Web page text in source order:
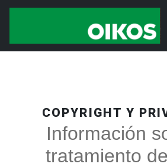
COPYRIGHT Y
Información
tratamiento